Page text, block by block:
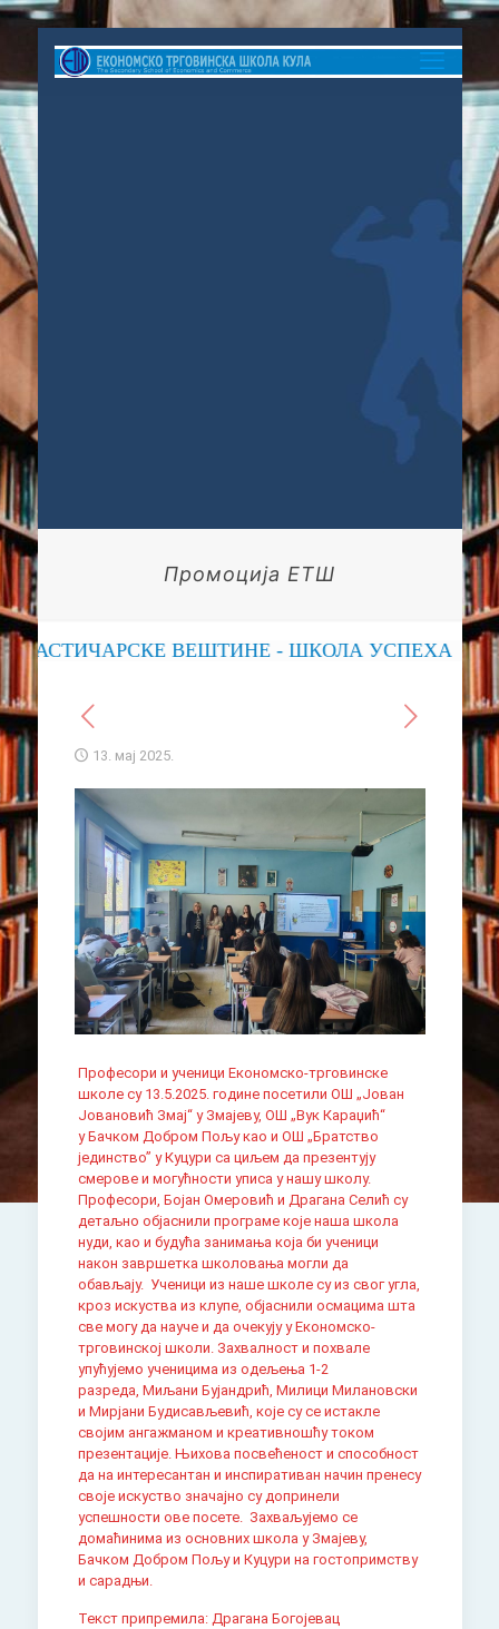
Промоција ЕТШ
ВЕШТИНЕ - ШКОЛА УСПЕХА
13. мај 2025.
Професори и ученици Економско-трговинске
школе су 13.5.2025. године посетили ОШ „Јован
Јовановић Змај“ у Змајеву, ОШ „Вук Караџић“
у Бачком Добром Пољу као и ОШ „Братство
јединство” у Куцури са циљем да презентују
смерове и могућности уписа у нашу школу.
Професори, Бојан Омеровић и Драгана Селић су
детаљно објаснили програме које наша школа
нуди, као и будућа занимања која би ученици
након завршетка школовања могли да
обављају. Ученици из наше школе су из свог угла,
кроз искуства из клупе, објаснили осмацима шта
све могу да науче и да очекују у Економско-
трговинској школи. Захвалност и похвале
упућујемо ученицима из одељења 1-2
разреда, Миљани Бујандрић, Милици Милановски
и Мирјани Будисављевић, које су се истакле
својим ангажманом и креативношћу током
презентације. Њихова посвећеност и способност
да на интересантан и инспиративан начин пренесу
своје искуство значајно су допринели
успешности ове посете. Захваљујемо се
домаћинима из основних школа у Змајеву,
Бачком Добром Пољу и Куцури на гостопримству
и сарадњи.
Текст припремила: Драгана Богојевац